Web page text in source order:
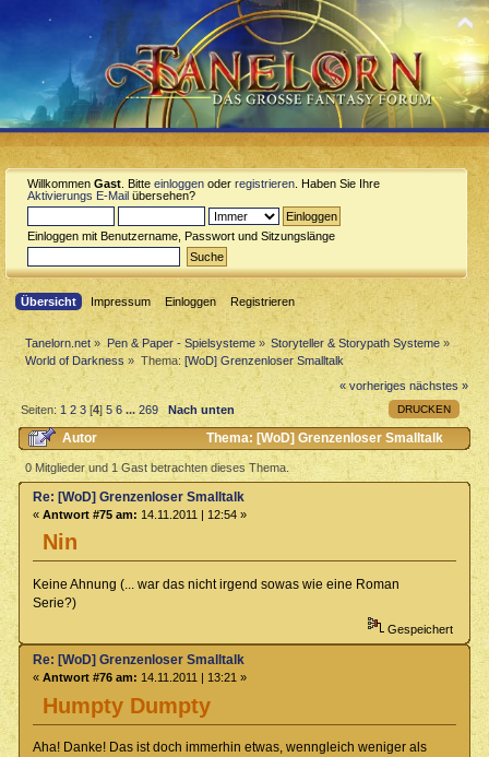
Willkommen Gast . Bitte einloggen oder registrieren . Haben Sie Ihre
Aktivierungs E-Mail übersehen?
Einloggen mit Benutzername, Passwort und Sitzungslänge
Übersicht Impressum Einloggen Registrieren
Tanelorn.net » Pen & Paper - Spielsysteme» Storyteller & Storypath Systeme »
World of Darkness » Thema: [WoD] Grenzenloser Smalltalk
« vorheriges nächstes »
DRUCKEN
Seiten:1 2 3 [4]5 6 ...269 Nach unten
Autor
Thema: [WoD] Grenzenloser Smalltalk
(Gelesen 1014763 mal)
0 Mitglieder und 1 Gast betrachten dieses Thema.
Nin
Re: [WoD] Grenzenloser Smalltalk
« Antwort #75 am: 14.11.2011 | 12:54 »
Keine Ahnung (... war das nicht irgend sowas wie eine Roman
Serie?)
Gespeichert
Humpty Dumpty
Re: [WoD] Grenzenloser Smalltalk
« Antwort #76 am: 14.11.2011 | 13:21 »
Aha! Danke! Das ist doch immerhin etwas, wenngleich weniger als